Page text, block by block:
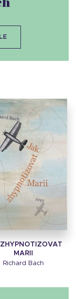
MARII
Richard Bach